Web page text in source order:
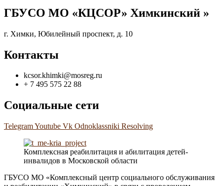
ГБУСО МО «КЦСОР» Химкинский »
г. Химки, Юбилейный проспект, д. 10
Контакты
kcsor.khimki@mosreg.ru
+ 7 495 575 22 88
Социальные сети
TelegramYoutube Vk Odnoklassniki Resolving
Комплексная реабилитация и абилитация детей-
инвалидов в Московской области
ГБУСО МО «Комплексный центр социального обслуживания